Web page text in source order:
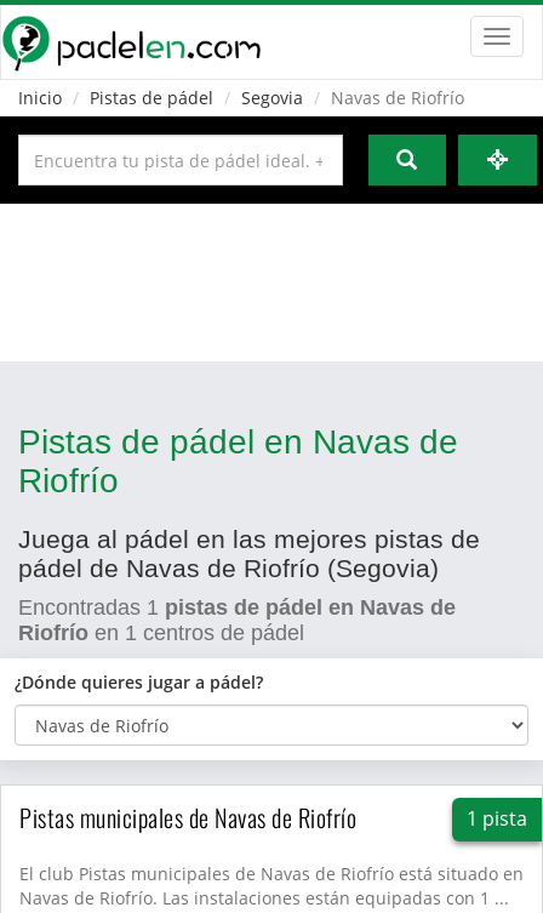
Inicio
Pistas de pádel Segovia Navas de Riofrío
Pistas de pádel en Navas de
Riofrío
Juega al pádel en las mejores pistas de
pádel de Navas de Riofrío (Segovia)
Encontradas 1 pistas de pádel en Navas de
Riofrío en 1 centros de pádel
¿Dónde quieres jugar a pádel?
Pistas municipales de Navas de Riofrío 1 pista
El club Pistas municipales de Navas de Riofrío está situado en
Navas de Riofrío. Las instalaciones están equipadas con 1 ...